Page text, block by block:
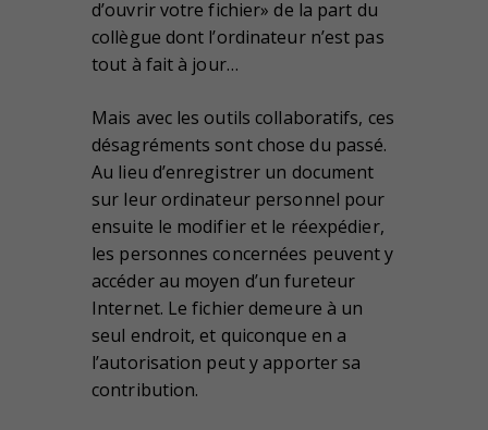
d’ouvrir votre fichier» de la part du
collègue dont l’ordinateur n’est pas
tout à fait à jour…
Mais avec les outils collaboratifs, ces
désagréments sont chose du passé.
Au lieu d’enregistrer un document
sur leur ordinateur personnel pour
ensuite le modifier et le réexpédier,
les personnes concernées peuvent y
accéder au moyen d’un fureteur
Internet. Le fichier demeure à un
seul endroit, et quiconque en a
l’autorisation peut y apporter sa
contribution.